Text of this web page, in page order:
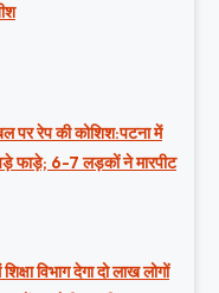
पर रेप की कोशिश:पटना में
फाड़े; 6-7 लड़कों ने मारपीट
विभाग देगा दो लाख लोगों